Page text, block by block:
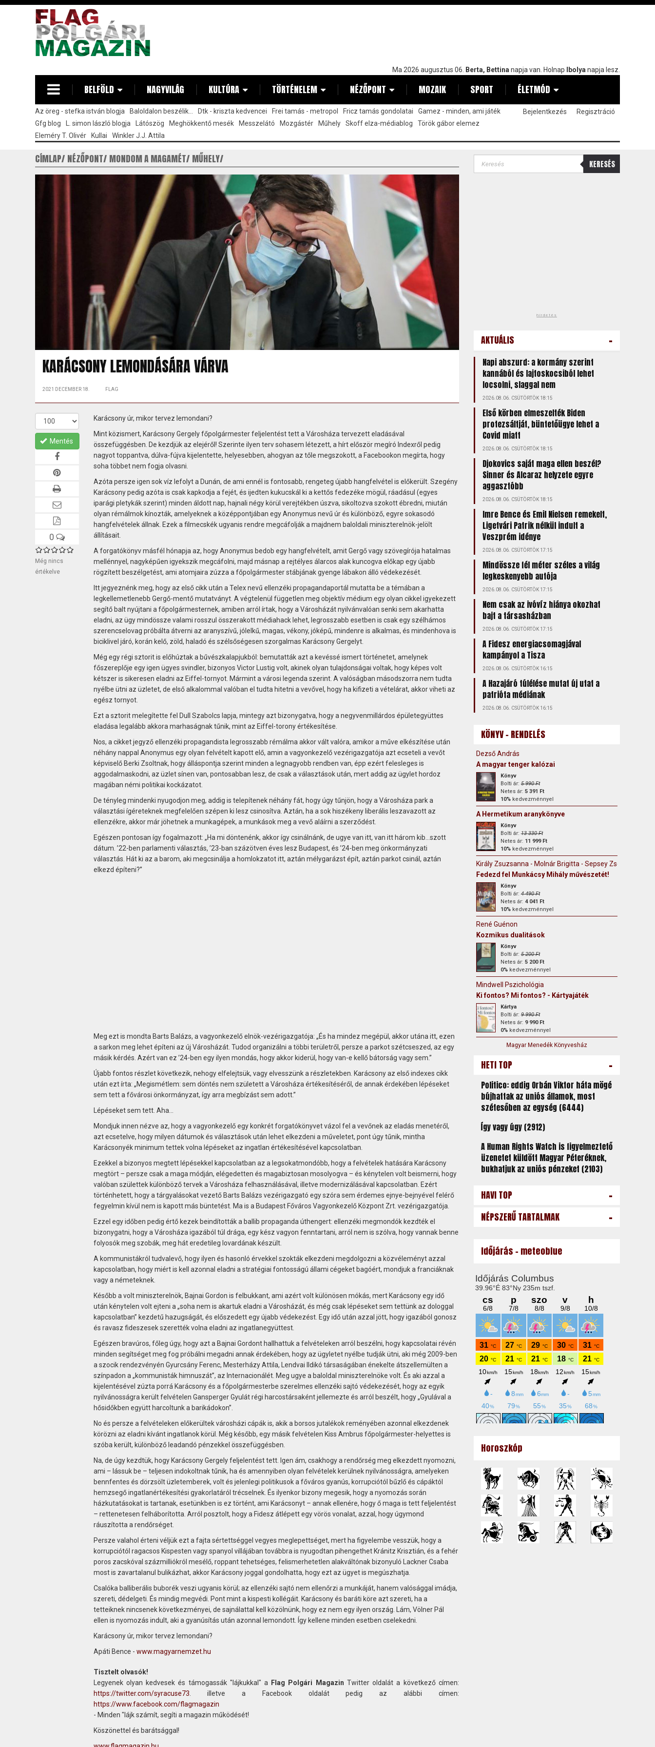
Ma 2026 augusztus 06. Berta, Bettina napja van. Holnap Ibolya napja lesz.
BELFÖLD NAGYVILÁG KULTÚRA TÖRTÉNELEM NÉZŐPONT MOZAIK SPORT ÉLETMÓD
Az öreg - stefka istván blogja Baloldalon beszélik... Dtk - kriszta kedvencei Frei tamás - metropol Fricz tamás gondolatai
Gamez - minden, ami játék
Gfg blog
L. simon lászló blogja Látószög Meghökkentő mesék Messzelátó Mozgástér Műhely Skoff elza-médiablog
Török gábor elemez
Eleméry T. Olivér
Kullai Winkler J.J. Attila
Bejelentkezés Regisztráció
CÍMLAP NÉZŐPONT MONDOM A MAGAMÉT MŰHELY
KARÁCSONY LEMONDÁSÁRA VÁRVA
2021 DECEMBER 18. FLAG
Mentés
0
Még nincs
értékelve
Karácsony úr, mikor tervez lemondani?
Mint közismert, Karácsony Gergely főpolgármester feljelentést tett a Városháza tervezett eladásával
összefüggésben. De kezdjük az elejéről! Szerinte ilyen terv sohasem létezett, a hírt először megíró Indexről pedig
nagyot toppantva, dúlva-fújva kijelentette, helyesebben, ahogyan az tőle megszokott, a Facebookon megírta, hogy
soha többet nem fogja olvasni.
Azóta persze igen sok víz lefolyt a Dunán, de ami ennél is fontosabb, rengeteg újabb hangfelvétel is előkerült. Szegény
Karácsony pedig azóta is csak kapkodja a fejét, és ijedten kukucskál ki a kettős fedezéke mögül, ráadásul (egyes
iparági pletykák szerint) minden áldott nap, hajnali négy körül verejtékben úszva, sikoltozva szokott ébredni, miután
olyan rémálmok kínozták, amelyeknek a középpontjában egy Anonymus nevű úr és különböző, egyre sokasodó
hangfelvételek állnak. Ezek a filmecskék ugyanis rendre megcáfolják a majdnem baloldali miniszterelnök-jelölt
állításait.
A forgatókönyv másfél hónapja az, hogy Anonymus bedob egy hangfelvételt, amit Gergő vagy szövegírója hatalmas
mellénnyel, nagyképűen igyekszik megcáfolni, majd másnap a rejtélyes álarcos alak kuncogva előkap egy újabb
rögzített beszélgetést, ami atomjaira zúzza a főpolgármester stábjának gyenge lábakon álló védekezését.
Itt jegyeznénk meg, hogy az első cikk után a Telex nevű ellenzéki propagandaportál mutatta be a témában a
legkellemetlenebb Gergő-mentő mutatványt. A végtelenül független meg objektív médium egy olyan cikkel igyekezett
segítő balt nyújtani a főpolgármesternek, amiben arról írtak, hogy a Városházát nyilvánvalóan senki sem akarhatta
eladni, az ügy mindössze valami rosszul összerakott médiahack lehet, legrosszabb esetben is csak egy szélhámos
szerencselovag próbálta átverni az aranyszívű, jólelkű, magas, vékony, jóképű, mindenre is alkalmas, és mindenhova is
biciklivel járó, korán kelő, zöld, haladó és szélsőségesen szorgalmas Karácsony Gergelyt.
Még egy régi sztorit is előhúztak a bűvészkalapjukból: bemutatták azt a kevéssé ismert történetet, amelynek
főszereplője egy igen ügyes svindler, bizonyos Victor Lustig volt, akinek olyan tulajdonságai voltak, hogy képes volt
kétszer is sikeresen eladni az Eiffel-tornyot. Mármint a városi legenda szerint. A valóságban másodszorra nem tudta
nyélbe ütni az üzletet, de első alkalommal valóban el tudta hitetni a vevővel, hogy ha kifizeti a vételárat, akkor viheti az
egész tornyot.
Ezt a sztorit melegítette fel Dull Szabolcs lapja, mintegy azt bizonygatva, hogy a negyvenmillárdos épületegyüttes
eladása legalább akkora marhaságnak tűnik, mint az Eiffel-torony értékesítése.
Nos, a cikket jegyző ellenzéki propagandista legrosszabb rémálma akkor vált valóra, amikor a műve elkészítése után
néhány nappal Anonymus egy olyan felvételt kapott elő, amin a vagyonkezelő vezérigazgatója azt ecseteli a vevőt
képviselő Berki Zsoltnak, hogy álláspontja szerint minden a legnagyobb rendben van, épp ezért felesleges is
aggodalmaskodni, az üzlet sínen van, pontosabban lesz, de csak a választások után, mert addig az ügylet hordoz
magában némi politikai kockázatot.
De tényleg mindenki nyugodjon meg, addig is telepítenek néhány fát, hogy úgy tűnjön, hogy a Városháza park a
választási ígéreteknek megfelelően szépen ki lesz csinosítva. Aztán, ha a sok hiszékeny liberális leszavazott az
ellenzékre, akkor már jöhetnek a munkagépek, a munkások meg a vevő aláírni a szerződést.
Egészen pontosan így fogalmazott: „Ha mi döntenénk, akkor így csinálnánk, de ugye van itt, van itt három kib…szott
dátum. ’22-ben parlamenti választás, ’23-ban százötven éves lesz Budapest, és ’24-ben meg önkormányzati
választás. Hát ki az a barom, aki megcsinálja a homlokzatot itt, aztán mélygarázst épít, aztán parkot csinál, aztán
elkezd építeni?”
Meg ezt is mondta Barts Balázs, a vagyonkezelő elnök-vezérigazgatója: „És ha mindez megépül, akkor utána itt, ezen
a sarkon meg lehet építeni az új Városházát. Tudod organizálni a többi területről, persze a parkot szétcseszed, az egy
másik kérdés. Azért van ez ’24-ben egy ilyen mondás, hogy akkor kiderül, hogy van-e kellő bátorság vagy sem.”
Újabb fontos részlet következik, nehogy elfelejtsük, vagy elvesszünk a részletekben. Karácsony az első indexes cikk
után ezt írta: „Megismétlem: sem döntés nem született a Városháza értékesítéséről, de annak érdekében lépéseket
sem tett a fővárosi önkormányzat, így arra megbízást sem adott.”
Lépéseket sem tett. Aha…
Mondjuk innen nézve az, hogy a vagyonkezelő egy konkrét forgatókönyvet vázol fel a vevőnek az eladás menetéről,
azt ecsetelve, hogy milyen dátumok és választások után lehet elkezdeni a műveletet, pont úgy tűnik, mintha
Karácsonyék minimum tettek volna lépéseket az ingatlan értékesítésével kapcsolatban.
Ezekkel a bizonyos megtett lépésekkel kapcsolatban az a legsokatmondóbb, hogy a felvételek hatására Karácsony
megtört – persze csak a maga módján, elégedetten és magabiztosan mosolyogva – és kénytelen volt beismerni, hogy
valóban születtek különböző tervek a Városháza felhasználásával, illetve modernizálásával kapcsolatban. Ezért
történhetett, hogy a tárgyalásokat vezető Barts Balázs vezérigazgató egy szóra sem érdemes ejnye-bejnyével felérő
fegyelmin kívül nem is kapott más büntetést. Ma is a Budapest Főváros Vagyonkezelő Központ Zrt. vezérigazgatója.
Ezzel egy időben pedig értő kezek beindították a ballib propaganda úthengert: ellenzéki megmondók kezdték el
bizonygatni, hogy a Városháza igazából túl drága, egy kész vagyon fenntartani, arról nem is szólva, hogy vannak benne
folyosók meg szobák, meg hát eredetileg lovardának készült.
A kommunistákról tudvalevő, hogy ilyen és hasonló érvekkel szokták elkezdeni megdolgozni a közvéleményt azzal
kapcsolatban, hogy miért is kell azonnal eladni a stratégiai fontosságú állami cégeket bagóért, mondjuk a franciáknak
vagy a németeknek.
Később a volt miniszterelnök, Bajnai Gordon is felbukkant, ami azért volt különösen mókás, mert Karácsony egy idő
után kénytelen volt ejteni a „soha nem is akartuk eladni a Városházát, és még csak lépéseket sem tettünk az dologgal
kapcsolatban” kezdetű hazugságát, és előszedett egy újabb védekezést. Egy idő után azzal jött, hogy igazából gonosz
és ravasz fideszesek szerették volna eladni az ingatlanegyüttest.
Egészen bravúros, főleg úgy, hogy azt a Bajnai Gordont hallhattuk a felvételeken arról beszélni, hogy kapcsolatai révén
minden segítséget meg fog próbálni megadni annak érdekében, hogy az ügyletet nyélbe tudják ütni, aki még 2009-ben
a szocik rendezvényén Gyurcsány Ferenc, Mesterházy Attila, Lendvai Ildikó társaságában énekelte átszellemülten a
színpadon a „kommunisták himnuszát”, az Internacionálét. Meg ugye a baloldal miniszterelnöke volt. És aki azzal a
kijelentésével zúzta porrá Karácsony és a főpolgármesterbe szerelmes ellenzéki sajtó védekezését, hogy az egyik
nyilvánosságra került felvételen Gans­perger Gyulát régi harcostársaként jellemezte és arról beszélt, hogy „Gyulával a
hősidőkben együtt harcoltunk a barikádokon”.
No és persze a felvételeken előkerültek városházi cápák is, akik a borsos jutalékok reményében azonnal elkezdenek
körözni az eladni kívánt ingatlanok körül. Még később, egy másik felvételen Kiss Ambrus főpolgármester-helyettes is
szóba került, különböző leadandó pénzekkel összefüggésben.
Na, de úgy kezdtük, hogy Karácsony Gergely feljelentést tett. Igen ám, csakhogy a rendőrség meg elkezdett nyomozni,
ami – lássuk be – teljesen indokoltnak tűnik, ha és amennyiben olyan felvételek kerülnek nyilvánosságra, amelyeken
bennfentes és dörzsölt üzletemberek, volt és jelenlegi politikusok a főváros gyanús, korrupciótól bűzlő és cápáktól
hemzsegő ingatlanértékesítési gyakorlatáról trécselnek. És ilyenkor bizony megesik, hogy a nyomozás során
házkutatásokat is tartanak, esetünkben is ez történt, ami Karácsonyt – annak ellenére, hogy ő maga is tett feljelentést
– rettenetesen felháborította. Arról posztolt, hogy a Fidesz átlépett egy vörös vonalat, azzal, hogy úgymond
ráuszította a rendőrséget.
Persze valahol érteni véljük ezt a fajta sértettséggel vegyes meglepettséget, mert ha figyelembe vesszük, hogy a
korrupciótól ragacsos Kispesten vagy spanyol villájában továbbra is nyugodtan pihengethet Kránitz Krisztián, és a fehér
poros zacskóval százmilliókról mesélő, roppant tehetséges, felismerhetetlen alakváltónak bizonyuló Lackner Csaba
most is zavartalanul bulikázhat, akkor Karácsony joggal gondolhatta, hogy ezt az ügyet is megúszhatja.
Csalóka balliberális buborék veszi ugyanis körül; az ellenzéki sajtó nem ellenőrzi a munkáját, hanem valósággal imádja,
szereti, dédelgeti. És mindig megvédi. Pont mint a kispesti kollégáit. Karácsony és baráti köre azt szereti, ha a
tetteiknek nincsenek következményei, de sajnálattal kell közölnünk, hogy ez nem egy ilyen ország. Lám, Völner Pál
ellen is nyomozás indult, aki a gyanúsítás után azonnal lemondott. Így kellene minden esetben cselekedni.
Karácsony úr, mikor tervez lemondani?
Apáti Bence - www.magyarnemzet.hu
Tisztelt olvasók!
Legyenek olyan kedvesek és támogassák "lájkukkal" a
Flag Polgári Magazin Twitter oldalát a következő címen:
https://twitter.com/syracuse73 . illetve a Facebook oldalát pedig az alábbi címen:
https://www.facebook.com/flagmagazin
- Minden "lájk számít, segíti a magazin működését!
Köszönettel és barátsággal!
KERESÉS
hirdetés
AKTUÁLIS -
Napi abszurd: a kormány szerint
kannából és lajtoskocsiból lehet
locsolni, slaggal nem
2026.08.06. CSÜTÖRTÖK 18:15
Első körben elmeszelték Biden
protezsáltját, büntetőügye lehet a
Covid miatt
2026.08.06. CSÜTÖRTÖK 18:15
Djokovics saját maga ellen beszél?
Sinner és Alcaraz helyzete egyre
aggasztóbb
2026.08.06. CSÜTÖRTÖK 18:15
Imre Bence és Emil Nielsen remekelt,
Ligetvári Patrik nélkül indult a
Veszprém idénye
2026.08.06. CSÜTÖRTÖK 17:15
Mindössze fél méter széles a világ
legkeskenyebb autója
2026.08.06. CSÜTÖRTÖK 17:15
Nem csak az ivóvíz hiánya okozhat
bajt a társasházban
2026.08.06. CSÜTÖRTÖK 17:15
A Fidesz energiacsomagjával
kampányol a Tisza
2026.08.06. CSÜTÖRTÖK 16:15
A Hazajáró túlélése mutat új utat a
patrióta médiának
2026.08.06. CSÜTÖRTÖK 16:15
KÖNYV - RENDELÉS
Dezső András
A magyar tenger kalózai
Könyv
Bolti ár:5 990 Ft
Netes ár: 5 391 Ft
10%kedvezménnyel
A Hermetikum aranykönyve
Könyv
Bolti ár:13 330 Ft
Netes ár: 11 999 Ft
10%kedvezménnyel
Király Zsuzsanna - Molnár Brigitta - Sepsey Zsófia
Fedezd fel Munkácsy Mihály művészetét!
Könyv
Bolti ár:4 490 Ft
Netes ár: 4 041 Ft
10%kedvezménnyel
René Guénon
Kozmikus dualitások
Könyv
Bolti ár:5 200 Ft
Netes ár: 5 200 Ft
0%kedvezménnyel
Mindwell Pszichológia
Ki fontos? Mi fontos? - Kártyajáték
Kártya
Bolti ár:9 990 Ft
Netes ár: 9 990 Ft
0%kedvezménnyel
Magyar Menedék Könyvesház
HETI TOP -
Politico: eddig Orbán Viktor háta mögé
bújhattak az uniós államok, most
szétesőben az egység (6444)
Így vagy úgy (2912)
A Human Rights Watch is figyelmeztető
üzenetet küldött Magyar Péteréknek,
bukhatjuk az uniós pénzeket (2103)
HAVI TOP -
NÉPSZERŰ TARTALMAK -
Időjárás - meteoblue
Horoszkóp